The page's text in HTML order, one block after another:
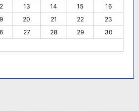
13 14 15
16
20 21 22
23
27 28 29
30